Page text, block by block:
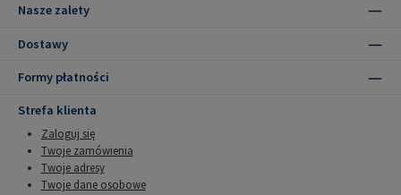
Nasze zalety
Dostawy
Formy płatności
Strefa klienta
Zaloguj się
Twoje zamówienia
Twoje adresy
Twoje dane osobowe